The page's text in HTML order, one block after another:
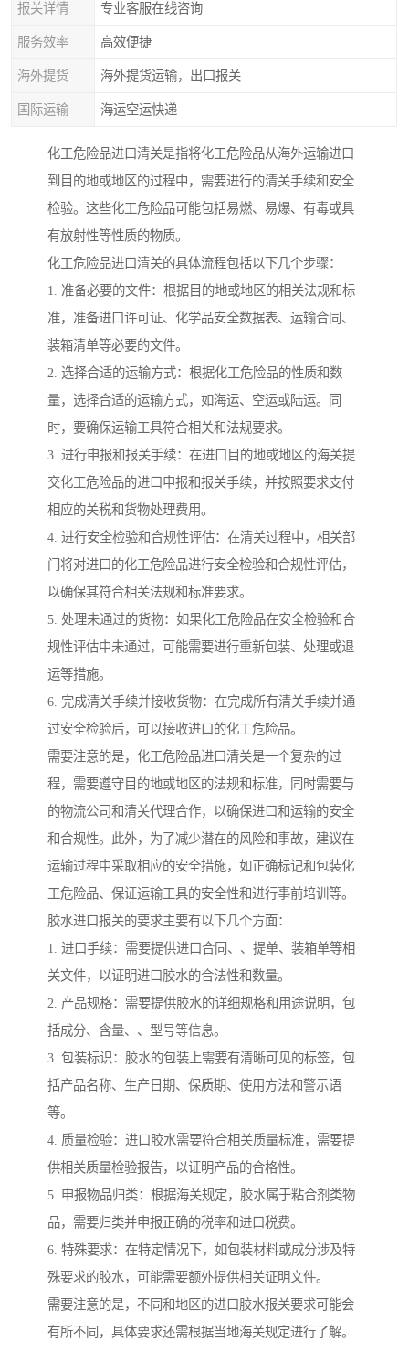
报关详情 专业客服在线咨询
服务效率 高效便捷
海外提货 海外提货运输，出口报关
国际运输 海运空运快递
化工危险品进口清关是指将化工危险品从海外运输进口
到目的地或地区的过程中，需要进行的清关手续和安全
检验。这些化工危险品可能包括易燃、易爆、有毒或具
有放射性等性质的物质。
化工危险品进口清关的具体流程包括以下几个步骤：
1. 准备必要的文件：根据目的地或地区的相关法规和标
准，准备进口许可证、化学品安全数据表、运输合同、
装箱清单等必要的文件。
2. 选择合适的运输方式：根据化工危险品的性质和数
量，选择合适的运输方式，如海运、空运或陆运。同
时，要确保运输工具符合相关和法规要求。
3. 进行申报和报关手续：在进口目的地或地区的海关提
交化工危险品的进口申报和报关手续，并按照要求支付
相应的关税和货物处理费用。
4. 进行安全检验和合规性评估：在清关过程中，相关部
门将对进口的化工危险品进行安全检验和合规性评估，
以确保其符合相关法规和标准要求。
5. 处理未通过的货物：如果化工危险品在安全检验和合
规性评估中未通过，可能需要进行重新包装、处理或退
运等措施。
6. 完成清关手续并接收货物：在完成所有清关手续并通
过安全检验后，可以接收进口的化工危险品。
需要注意的是，化工危险品进口清关是一个复杂的过
程，需要遵守目的地或地区的法规和标准，同时需要与
的物流公司和清关代理合作，以确保进口和运输的安全
和合规性。此外，为了减少潜在的风险和事故，建议在
运输过程中采取相应的安全措施，如正确标记和包装化
工危险品、保证运输工具的安全性和进行事前培训等。
胶水进口报关的要求主要有以下几个方面：
1. 进口手续：需要提供进口合同、、提单、装箱单等相
关文件，以证明进口胶水的合法性和数量。
2. 产品规格：需要提供胶水的详细规格和用途说明，包
括成分、含量、、型号等信息。
3. 包装标识：胶水的包装上需要有清晰可见的标签，包
括产品名称、生产日期、保质期、使用方法和警示语
等。
4. 质量检验：进口胶水需要符合相关质量标准，需要提
供相关质量检验报告，以证明产品的合格性。
5. 申报物品归类：根据海关规定，胶水属于粘合剂类物
品，需要归类并申报正确的税率和进口税费。
6. 特殊要求：在特定情况下，如包装材料或成分涉及特
殊要求的胶水，可能需要额外提供相关证明文件。
需要注意的是，不同和地区的进口胶水报关要求可能会
有所不同，具体要求还需根据当地海关规定进行了解。